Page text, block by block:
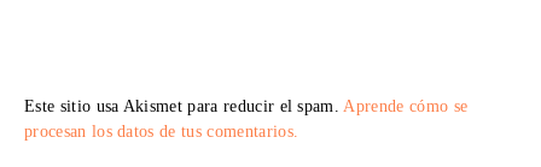
Este sitio usa Akismet para reducir el spam.Aprende cómo se
procesan los datos de tus comentarios.